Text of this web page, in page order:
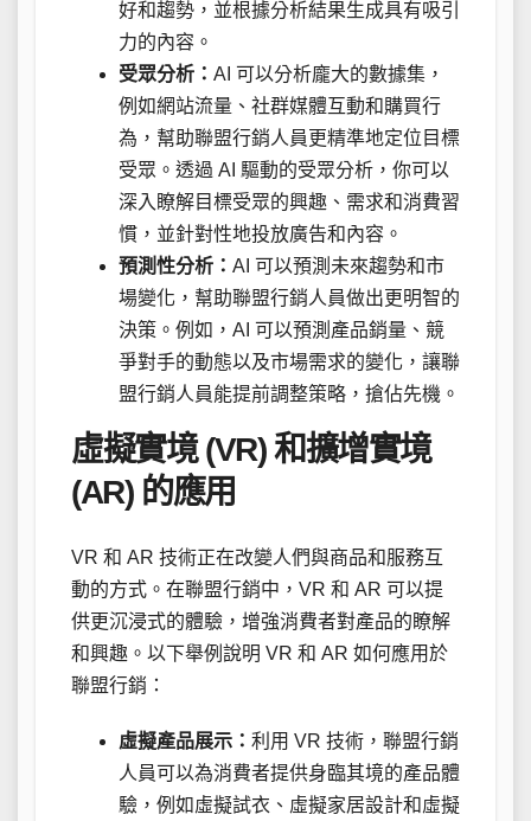
好和趨勢，並根據分析結果生成具有吸引
力的內容。
受眾分析： AI 可以分析龐大的數據集，
例如網站流量、社群媒體互動和購買行
為，幫助聯盟行銷人員更精準地定位目標
受眾。透過 AI 驅動的受眾分析，你可以
深入瞭解目標受眾的興趣、需求和消費習
慣，並針對性地投放廣告和內容。
預測性分析： AI 可以預測未來趨勢和市
場變化，幫助聯盟行銷人員做出更明智的
決策。例如，AI 可以預測產品銷量、競
爭對手的動態以及市場需求的變化，讓聯
盟行銷人員能提前調整策略，搶佔先機。
虛擬實境 (VR) 和擴增實境
(AR) 的應用
VR 和 AR 技術正在改變人們與商品和服務互
動的方式。在聯盟行銷中，VR 和 AR 可以提
供更沉浸式的體驗，增強消費者對產品的瞭解
和興趣。以下舉例說明 VR 和 AR 如何應用於
聯盟行銷：
虛擬產品展示： 利用 VR 技術，聯盟行銷
人員可以為消費者提供身臨其境的產品體
驗，例如虛擬試衣、虛擬家居設計和虛擬